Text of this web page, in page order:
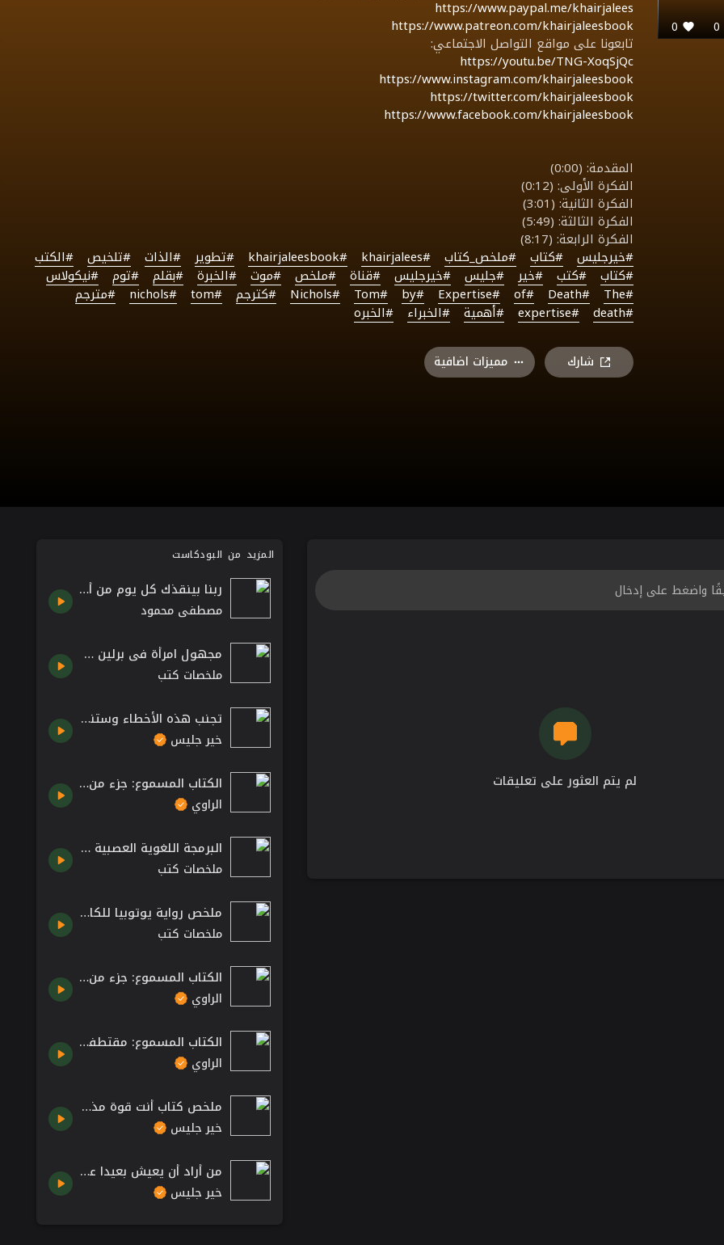
https://www.paypal.me/khairjalees
https://www.patreon.com/khairjaleesbook
تابعونا على مواقع التواصل الاجتماعي:
https://youtu.be/TNG-XoqSjQc
https://www.instagram.com/khairjaleesbook
https://twitter.com/khairjaleesbook
https://www.facebook.com/khairjaleesbook
المقدمة: (0:00)
الفكرة الأولى: (0:12)
الفكرة الثانية: (3:01)
الفكرة الثالثة: (5:49)
الفكرة الرابعة: (8:17)
#خيرجليس #كتاب #ملخص_كتاب #khairjalees
#khairjaleesbook #تطوير #الذات #تلخيص
#الكتب
#كتاب
#كتب #خير #جليس #خيرجليس #قناة #ملخص #موت #الخبرة #بقلم #توم
#نيكولاس
#The
#Death
#of
#Expertise
#by
#Tom
#Nichols #كترجم #tom
#nichols
#مترجم
#death
#expertise #أهمية #الخبراء #الخبره
شارك مميزات اضافية
لم يتم العثور على تعليقات
المزيد من البودكاست
ربنا بينقذك كل يوم من ألاف الأمراض #مصطفى_محمود #الدكتور_مصطفى_محمود #المفكر_مصطفى_محمود
مصطفى محمود
مجهول امرأة في برلين مارتا هيلرز كتاب صوتي مسموع
ملخصات كتب
تجنب هذه الأخطاء وستنطلق بسرعة نحو النجاح - كبر دماغك
خير جليس
الكتاب المسموع: جزء من كتاب نعمة الوعي /كتب مسموعة من تطبيق الراوي
الراوي
البرمجة اللغوية العصبية NLP الدكتور ابراهيم الفقي فن الاتصال
ملخصات كتب
ملخص رواية يوتوبيا للكاتب أحمد خالد توفيق روايات مصرية قصيرة
ملخصات كتب
الكتاب المسموع: جزء من ملخص كتاب الطريق نحو الهدف /كتب مسموعة من تطبيق الراوي
الراوي
الكتاب المسموع: مقتطفات من ديوان مَن رآهُ الأعمى /كتب مسموعة من تطبيق الراوي
الراوي
ملخص كتاب أنت قوة مذهلة - جين سينسيرو
خير جليس
من أراد أن يعيش بعيدا عن كل ما يؤثر على صفو الحياة ما عليه إلا أن يكبر دماغه - كبر دماغك
خير جليس